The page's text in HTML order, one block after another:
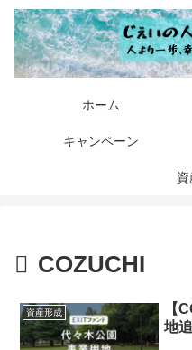
ホーム
キャンペーン
COZUCHI
資産形成
【
地